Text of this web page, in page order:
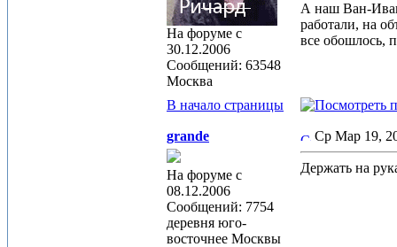
На форуме с
30.12.2006
Сообщений: 63548
Москва
А наш Ван-
работали, на
все обошлось,
В начало страницы
grande
На форуме с
08.12.2006
Сообщений: 7754
деревня юго-
восточнее Москвы
Ср Мар 19,
Держать на